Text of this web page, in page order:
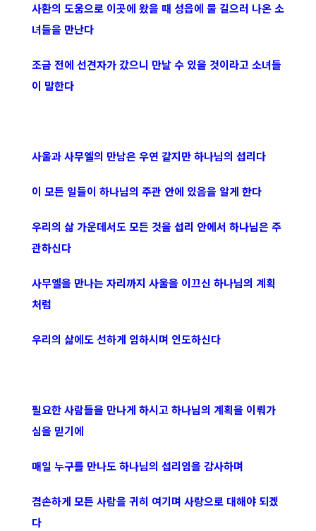
사환의 도움으로 이곳에 왔을 때 성읍에 물 길으러 나온 소
녀들을 만난다
조금 전에 선견자가 갔으니 만날 수 있을 것이라고 소녀들
이 말한다
사울과 사무엘의 만남은 우연 같지만 하나님의 섭리다
이 모든 일들이 하나님의 주관 안에 있음을 알게 한다
우리의 삶 가운데서도 모든 것을 섭리 안에서 하나님은 주
관하신다
사무엘을 만나는 자리까지 사울을 이끄신 하나님의 계획
처럼
우리의 삶에도 선하게 임하시며 인도하신다
필요한 사람들을 만나게 하시고 하나님의 계획을 이뤄가
심을 믿기에
매일 누구를 만나도 하나님의 섭리임을 감사하며
겸손하게 모든 사람을 귀히 여기며 사랑으로 대해야 되겠
다